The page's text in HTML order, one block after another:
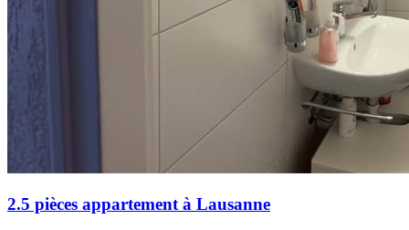
2.5 pièces appartement à Lausanne